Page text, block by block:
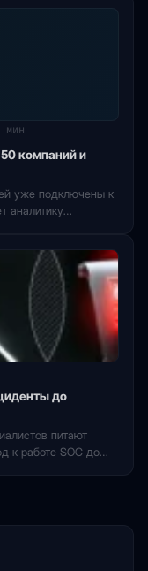
мин
компаний и
уже подключены к
аналитику
до
питают
к работе SOC до